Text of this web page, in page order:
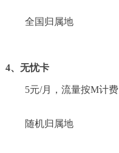
全国归属地
4、无忧卡
5元/月，流量按M计费
随机归属地